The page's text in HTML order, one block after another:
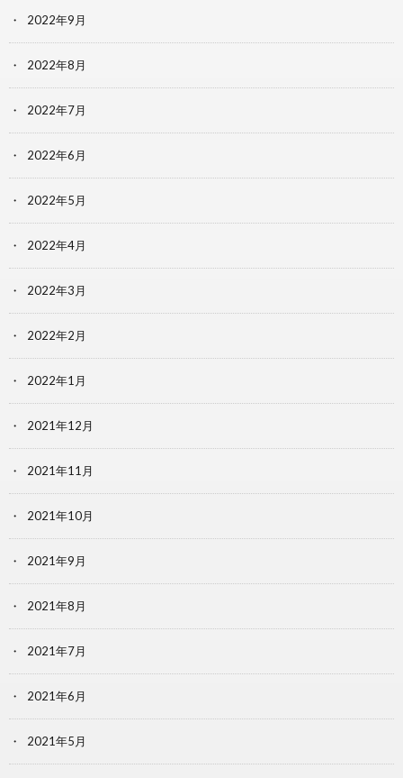
2022年9月
2022年8月
2022年7月
2022年6月
2022年5月
2022年4月
2022年3月
2022年2月
2022年1月
2021年12月
2021年11月
2021年10月
2021年9月
2021年8月
2021年7月
2021年6月
2021年5月